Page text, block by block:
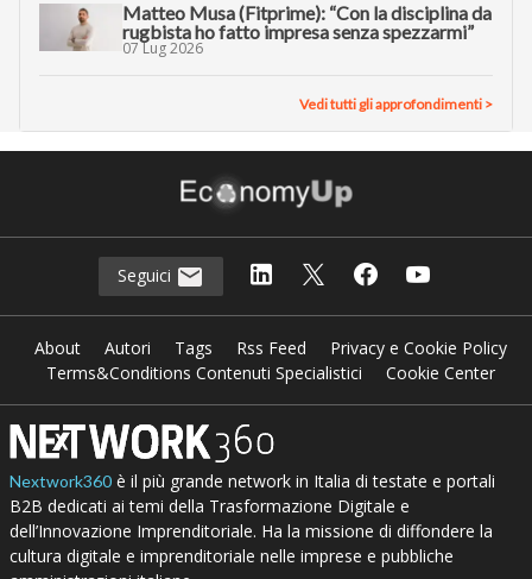
Matteo Musa (Fitprime): “Con la disciplina da
rugbista ho fatto impresa senza spezzarmi”
07 Lug 2026
Vedi tutti gli approfondimenti >
Seguici
About Autori Tags Rss Feed
Privacy e Cookie Policy
Terms&Conditions Contenuti Specialistici
Cookie Center
Nextwork360è il più grande network in Italia di testate e portali
B2B dedicati ai temi della Trasformazione Digitale e
dell’Innovazione Imprenditoriale. Ha la missione di diffondere la
cultura digitale e imprenditoriale nelle imprese e pubbliche